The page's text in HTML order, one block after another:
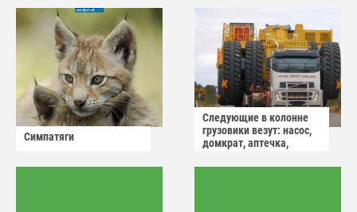
Симпатяги
Следующие в колонне
грузовики везут: насос,
домкрат, аптечка,